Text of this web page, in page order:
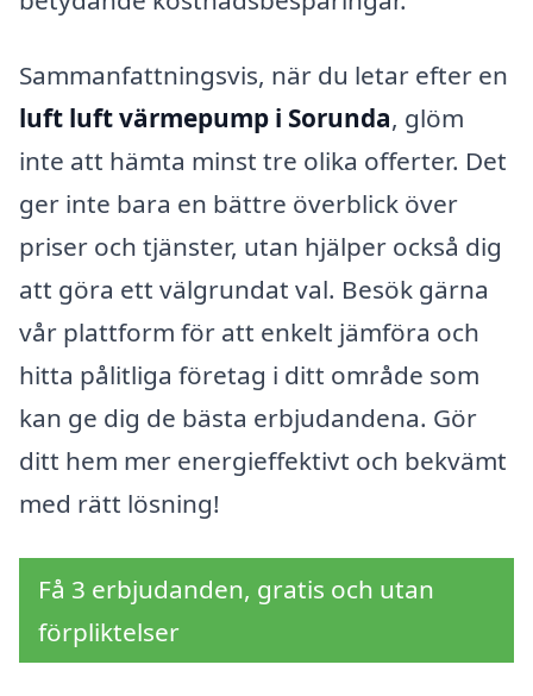
Sammanfattningsvis, när du letar efter en
luft luft värmepump i Sorunda, glöm
inte att hämta minst tre olika offerter. Det
ger inte bara en bättre överblick över
priser och tjänster, utan hjälper också dig
att göra ett välgrundat val. Besök gärna
vår plattform för att enkelt jämföra och
hitta pålitliga företag i ditt område som
kan ge dig de bästa erbjudandena. Gör
ditt hem mer energieffektivt och bekvämt
med rätt lösning!
Få 3 erbjudanden, gratis och utan
förpliktelser